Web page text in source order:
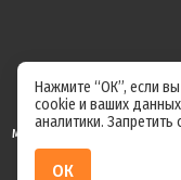
Цены на сайте не
менеджера после
Нажмите “ОК”, если
cookie и ваших
аналитики.
ОК